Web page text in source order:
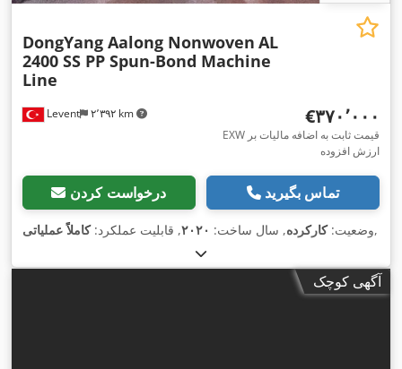
Levent ۲٬۳۹۲ km
DongYang Aalong Nonwoven AL
2400 SS PP Spun-Bond Machine
Line
‎€۳۷۰٬۰۰۰
EXW قیمت ثابت به اضافه مالیات بر
ارزش افزوده
درخواست کردن تماس بگیرید
وضعیت:کارکرده, سال ساخت: ۲۰۲۰, قابلیت عملکرد:کاملاً عملیاتی ,
آگهی کوچک